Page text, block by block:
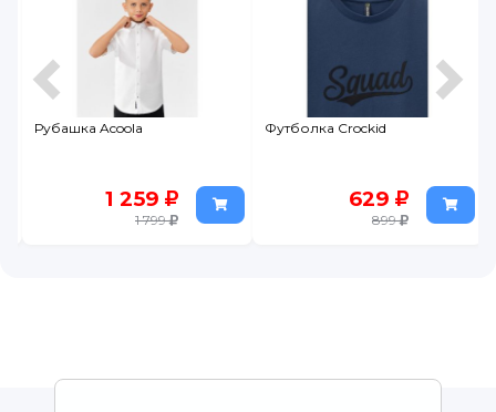
Рубашка Acoola
1 259
1 799
Футболка Crockid
629
899